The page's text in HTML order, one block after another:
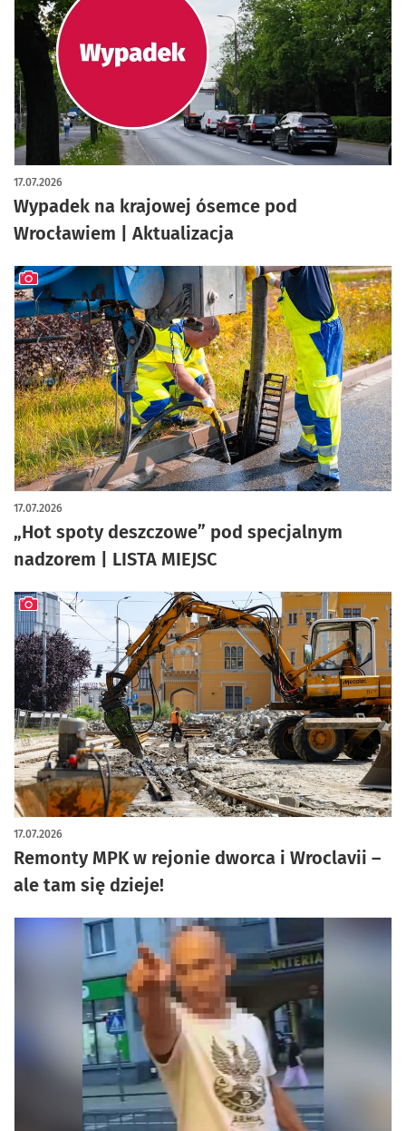
Wypadek na krajowej ósemce pod
Wrocławiem | Aktualizacja
17.07.2026
„Hot spoty deszczowe” pod specjalnym
nadzorem | LISTA MIEJSC
17.07.2026
artykuł z galerią zdjęć
Remonty MPK w rejonie dworca i Wroclavii –
ale tam się dzieje!
17.07.2026
artykuł z galerią zdjęć